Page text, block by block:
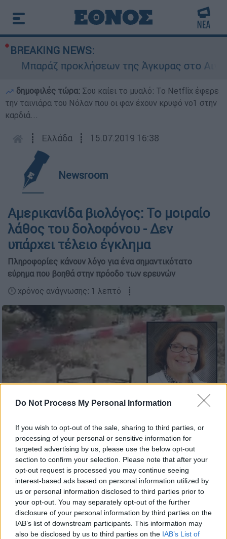
Do Not Process My Personal Information
If you wish to opt-out of the sale, sharing to third parties, or
processing of your personal or sensitive information for
targeted advertising by us, please use the below opt-out
section to confirm your selection. Please note that after your
opt-out request is processed you may continue seeing
interest-based ads based on personal information utilized by
us or personal information disclosed to third parties prior to
your opt-out. You may separately opt-out of the further
disclosure of your personal information by third parties on the
IAB’s list of downstream participants. This information may
also be disclosed by us to third parties on the IAB’s List of
BREAKING NEWS:
Μπαράζ προκλήσεων της Άγκυρας στο
δημοφιλές τώρα: Σου καίει το μυαλό: Το Netflix έφερε
την ταινιάρα του Νόλαν που οι φαν έχουν κρυφό νο1 στην
καρδιά...
┋ Ελλάδα ┋ 15.07.2019 16:38
Newsroom
Αμερικανίδα βιολόγος: Το μοιραίο
λάθος του δολοφόνου - Δεν
υπάρχει τέλειο έγκλημα
Πληροφορίες κάνουν λόγο για ένα σημαντικότατο
εύρημα που βοηθά στην πρόοδο των ερευνών
🕛 χρόνος ανάγνωσης: 1 λεπτό ┋
Προσθέστε το ΕΘΝΟΣ στη Google
Έναν κρυφό άσο στο μανίκι τους ενδέχεται
να έχουν οι αστυνομικοί που χειρίζονται τις
έρευνες για την εξιχνίαση της
μυστηριώδους δολοφονίας της
Αμερικανίδας Suzanne Eaton στα Χανιά.